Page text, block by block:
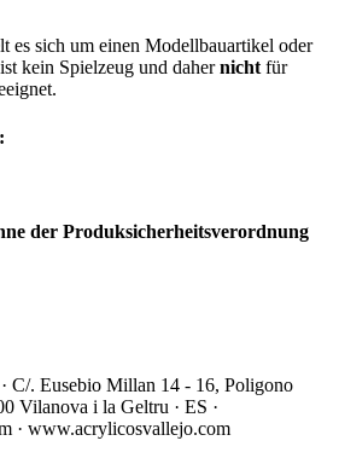
es sich um einen Modellbauartikel oder
kein Spielzeug und dahernicht für
der Produksicherheitsverordnung
C/. Eusebio Millan 14 - 16, Poligono
Vilanova i la Geltru · ES ·
· www.acrylicosvallejo.com